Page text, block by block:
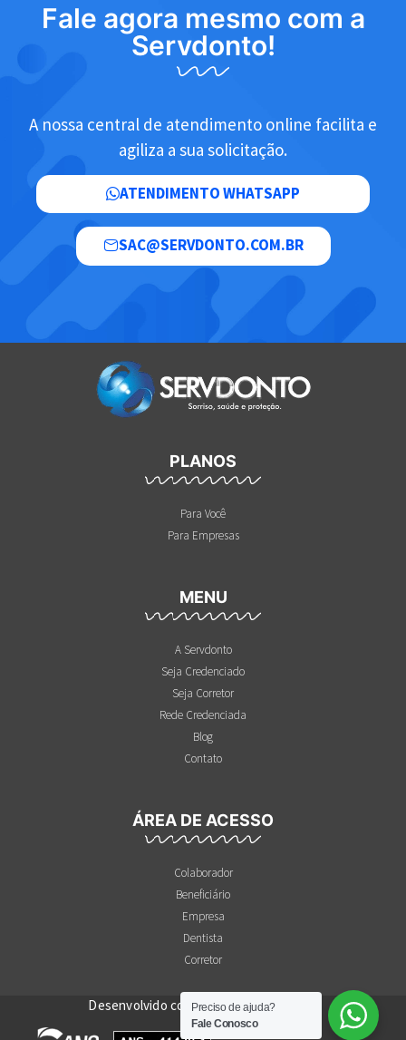
Fale agora mesmo com a
Servdonto!
A nossa central de atendimento online facilita e
agiliza a sua solicitação.
ATENDIMENTO WHATSAPP
SAC@SERVDONTO.COM.BR
PLANOS
Para Você
Para Empresas
MENU
A Servdonto
Seja Credenciado
Seja Corretor
Rede Credenciada
Blog
Contato
ÁREA DE ACESSO
Colaborador
Beneficiário
Empresa
Dentista
Corretor
Desenvolvido com♥porAgência IMMA
Preciso de ajuda?
Fale Conosco